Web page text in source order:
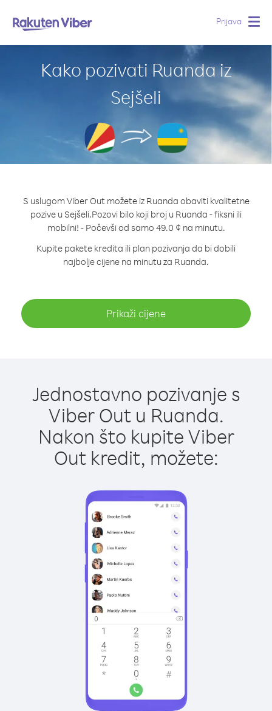
Prijava
Kako pozivati Ruanda iz
Sejšeli
S uslugom Viber Out možete iz Ruanda obaviti kvalitetne
pozive u Sejšeli.Pozovi bilo koji broj u Ruanda - fiksni ili
mobilni! - Počevši od samo 49.0 ¢ na minutu.
Kupite pakete kredita ili plan pozivanja da bi dobili
najbolje cijene na minutu za Ruanda.
Prikaži cijene
Jednostavno pozivanje s
Viber Out u Ruanda.
Nakon što kupite Viber
Out kredit, možete: